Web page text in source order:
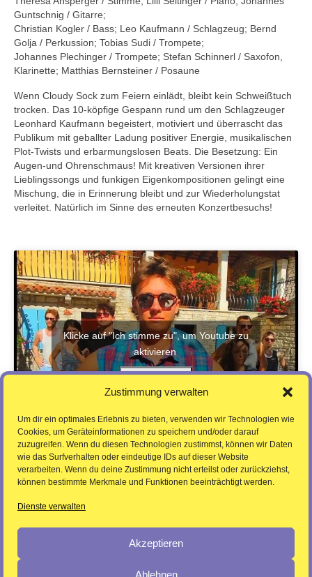
Zustimmung verwalten
Um dir ein optimales Erlebnis zu bieten, verwenden wir Technologien wie
Cookies, um Geräteinformationen zu speichern und/oder darauf
zuzugreifen. Wenn du diesen Technologien zustimmst, können wir Daten
wie das Surfverhalten oder eindeutige IDs auf dieser Website
verarbeiten. Wenn du deine Zustimmung nicht erteilst oder zurückziehst,
können bestimmte Merkmale und Funktionen beeinträchtigt werden.
Dienste verwalten
Akzeptieren
Ablehnen
Guntschnig / Gitarre;
Christian Kogler / Bass; Leo Kaufmann / Schlagzeug; Bernd
Golja / Perkussion; Tobias Sudi / Trompete;
Johannes Plechinger / Trompete; Stefan Schinnerl / Saxofon,
Klarinette; Matthias Bernsteiner / Posaune
Wenn Cloudy Sock zum Feiern einlädt, bleibt kein Schweißtuch
trocken. Das 10-köpfige Gespann rund um den Schlagzeuger
Leonhard Kaufmann begeistert, motiviert und überrascht das
Publikum mit geballter Ladung positiver Energie, musikalischen
Plot-Twists und erbarmungslosen Beats. Die Besetzung: Ein
Augen-und Ohrenschmaus! Mit kreativen Versionen ihrer
Lieblingssongs und funkigen Eigenkompositionen gelingt eine
Mischung, die in Erinnerung bleibt und zur Wiederholungstat
verleitet. Natürlich im Sinne des erneuten Konzertbesuchs!
Klicke auf "Ich stimme zu", um Youtube zu
aktivieren
Ich stimme zu